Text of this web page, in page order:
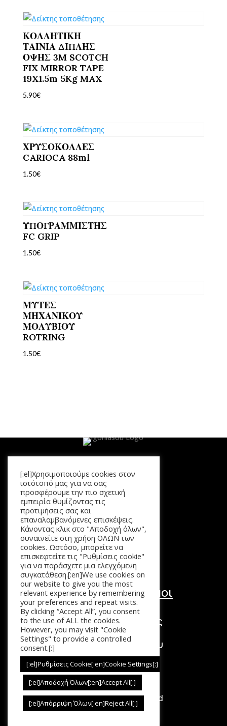
ΚΟΛΛΗΤΙΚΗ
ΤΑΙΝΙΑ ΔΙΠΛΗΣ
ΟΨΗΣ 3M SCOTCH
FIX MIRROR TAPE
19X1.5m 5Kg MAX
5.90€
ΧΡΥΣΟΚΟΛΛΕΣ
CARIOCA 88ml
1.50€
ΥΠΟΓΡΑΜΜΙΣΤΗΣ
FC GRIP
1.50€
ΜΥΤΕΣ
ΜΗΧΑΝΙΚΟΥ
ΜΟΛΥΒΙΟΥ
ROTRING
1.50€
Μενού
Αρχική
Προϊόντα
Καλάθι
Επικοινωνία
Χρήσιμοι Σύνδεσμοι
Τόποι Πληρωμής
Τρόποι Επιστροφής
Τρόποι Αποστολής
Πολιτική Απορρήτου
Όροι Χρήσης
Copyright © 2026. All Rights Reserved
[:el]Χρησιμοποιούμε cookies στον
ιστότοπό μας για να σας
προσφέρουμε την πιο σχετική
εμπειρία θυμίζοντας τις
προτιμήσεις σας και
επαναλαμβανόμενες επισκέψεις.
Κάνοντας κλικ στο "Αποδοχή όλων",
συναινείτε στη χρήση ΟΛΩΝ των
cookies. Ωστόσο, μπορείτε να
επισκεφτείτε τις "Ρυθμίσεις cookie"
για να παράσχετε μια ελεγχόμενη
συγκατάθεση.[:en]We use cookies on
our website to give you the most
relevant experience by remembering
your preferences and repeat visits.
By clicking “Accept All”, you consent
to the use of ALL the cookies.
However, you may visit "Cookie
Settings" to provide a controlled
consent.[:]
[:el]Ρυθμίσεις Cookie[:en]Cookie Settings[:]
[:el]Αποδοχή Όλων[:en]Accept All[:]
[:el]Απόρριψη Όλων[:en]Reject All[:]